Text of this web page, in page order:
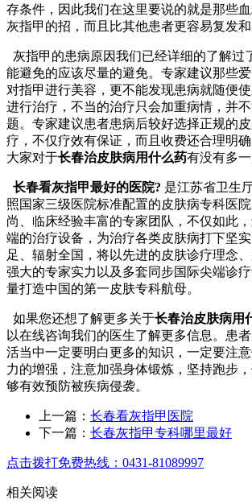
存条件，因此我们在这里要说的就是那些
灰指甲的招，而且比其他患者更容易复发和
灰指甲的患病原因我们已经详细的了解过
能避免的应该尽量的避免。专家建议那些
对指甲进行美容，更不能发现患病就随便
进行治疗，不当的治疗只会加重病情，并
题。专家建议患者患病后较好选择正规的
疗，不仅疗效有保证，而且收费还合理明确
大家对于长春治皮肤病用什么药有没有多
长春看灰指甲最好的医院? 是江苏省卫生
照国家三级医院标准配置的皮肤病专科医
尚、临床经验丰富的专家团队，不仅如此
端的治疗设备，为治疗各类皮肤病打下坚
足、辐射全国，将以先进的皮肤诊疗理念、
强大的专家实力以及多套同步国际尖端诊
量打造中国的第一皮肤专科航母。
如果您还想了解更多关于长春治皮肤病用
以在线咨询我们的医生了解更多信息。患
活当中一定要明白更多的知识，一定要注
力的增强，注意加强身体锻炼，坚持跑步
够有效预防被疾病侵袭。
上一篇： 长春看灰指甲医院
下一篇： 长春灰指甲专科哪里最好
点击拨打免费热线：0431-81089997
相关阅读